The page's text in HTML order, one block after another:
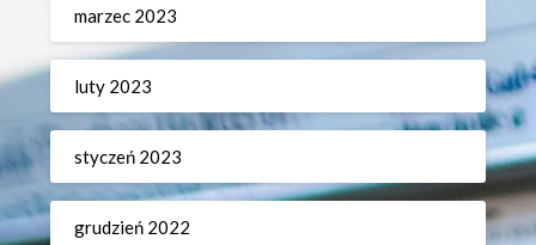
marzec 2023
luty 2023
styczeń 2023
grudzień 2022